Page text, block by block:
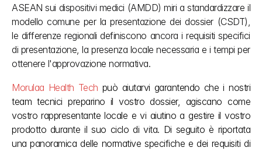
ASEAN sui dispositivi medici (AMDD) miri a standardizzare il
modello comune per la presentazione dei dossier (CSDT),
le differenze regionali definiscono ancora i requisiti specifici
di presentazione, la presenza locale necessaria e i tempi per
ottenere l'approvazione normativa.
Morulaa Health Tech può aiutarvi garantendo che i nostri
team tecnici preparino il vostro dossier, agiscano come
vostro rappresentante locale e vi aiutino a gestire il vostro
prodotto durante il suo ciclo di vita. Di seguito è riportata
una panoramica delle normative specifiche e dei requisiti di